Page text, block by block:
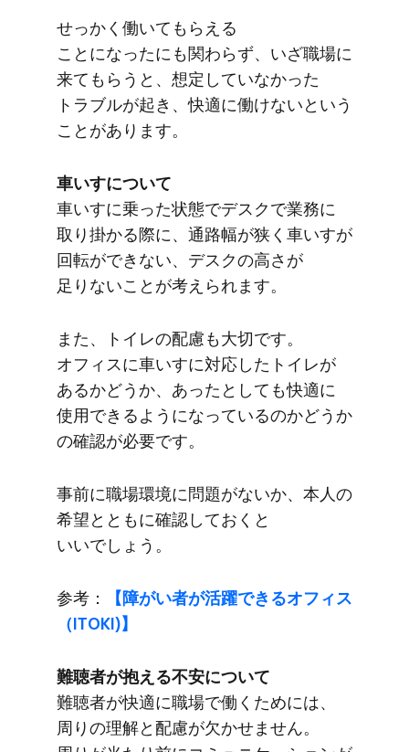
せっかく​働いて​もらえる​
ことになったにも​関わらず、​いざ職場に​
来て​もらうと、​想定していなかった​
トラブルが​起き、​快適に​働けないと​いう​
ことがあります。
車いすに​ついて
車いすに​乗った​状態で​デスクで​業務に​
取り掛かる​際に、​通路幅が​狭く​車いすが​
回転が​できない、​デスクの​高さが​
足りない​ことが​考えられます。
また、​トイレの​配慮も​大切です。​
オフィスに​車いすに​対応した​トイレが​
あるか​どうか、​あったとしても​快適に​
使用できるようになっているのかどうか
の​確認が​必要です。
事前に​職場環境に​問題が​ないか、​本人の​
希望とともに​確認しておくと​
いいでしょう。
参考：
【障が​い者が​活躍できる​オフィス
（ITOKI)】
難聴者が​抱える​不安に​ついて
難聴者が​快適に​職場で​働く​ためには、​
周りの​理解と​配慮が​欠かせません。​